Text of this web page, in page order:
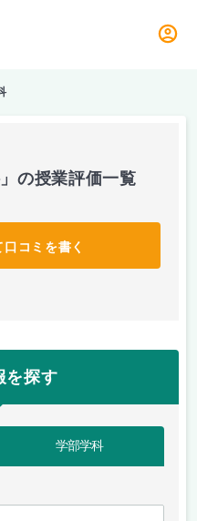
の授業評価一覧
コミを書く
を探す
学部学科